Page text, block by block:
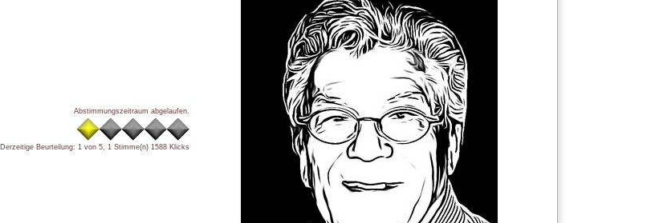
Abstimmungszeitraum abgelaufen.
Derzeitige Beurteilung: 1 von 5, 1 Stimme(n) 1588 Klicks